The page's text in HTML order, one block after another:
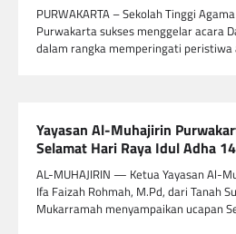
PURWAKARTA – Sekolah Tinggi
Purwakarta sukses menggelar acara
dalam rangka memperingati
Yayasan Al-Muhajirin
Selamat Hari Raya Idul Adha
AL-MUHAJIRIN — Ketua Yayasan Al-
Ifa Faizah Rohmah, M.Pd, dari Tanah
Mukarramah menyampaikan ucapan